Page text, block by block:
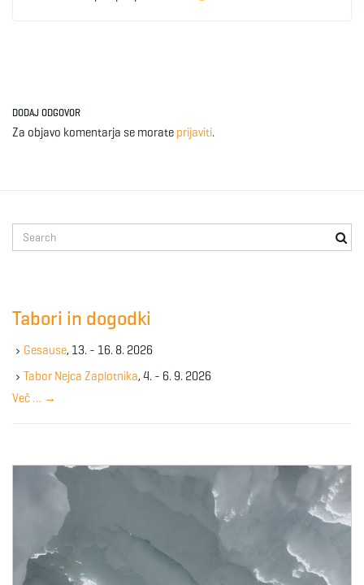
DODAJ ODGOVOR
Za objavo komentarja se morate prijaviti.
e
e
y
w
r
Tabori in dogodki
Gesause, 13. - 16. 8. 2026
Tabor Nejca Zaplotnika, 4. - 6. 9. 2026
Več … →